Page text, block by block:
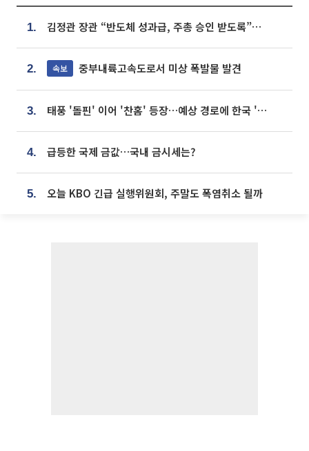
1. 김정관 장관 “반도체 성과급, 주총 승인 받도록”…상법·자본시장법 개정 시사
2. 속보 중부내륙고속도로서 미상 폭발물 발견
3. 태풍 '돌핀' 이어 '찬홈' 등장…예상 경로에 한국 '한숨'
4. 급등한 국제 금값…국내 금시세는?
5. 오늘 KBO 긴급 실행위원회, 주말도 폭염취소 될까